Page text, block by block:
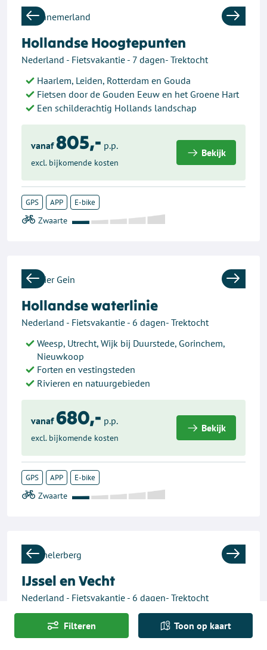
Filteren Toon op kaart
Previous Next
Hollandse Hoogtepunten
Nederland - Fietsvakantie - 7 dagen- Trektocht
Haarlem, Leiden, Rotterdam en Gouda
Fietsen door de Gouden Eeuw en het Groene Hart
Een schilderachtig Hollands landschap
vanaf 805,- p.p.
excl. bijkomende kosten
Bekijk
GPS APP E-bike
Previous Next
Hollandse waterlinie
Nederland - Fietsvakantie - 6 dagen- Trektocht
Weesp, Utrecht, Wijk bij Duurstede, Gorinchem,
Nieuwkoop
Forten en vestingsteden
Rivieren en natuurgebieden
vanaf 680,- p.p.
excl. bijkomende kosten
Bekijk
GPS APP E-bike
Previous Next
IJssel en Vecht
Nederland - Fietsvakantie - 6 dagen- Trektocht
Vorden, Deventer, Zwolle, Ommen, Holten, Rijssen
Fietsen door Hanzesteden en over de Sallandse